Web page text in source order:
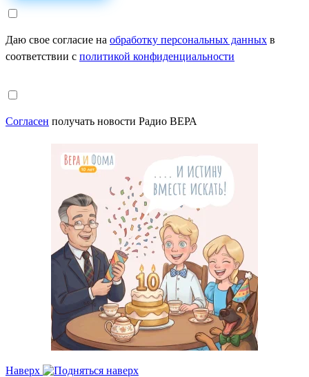
Даю свое согласие на обработку персональных данных в
соответствии с политикой конфиденциальности
Согласен получать новости Радио ВЕРА
Наверх